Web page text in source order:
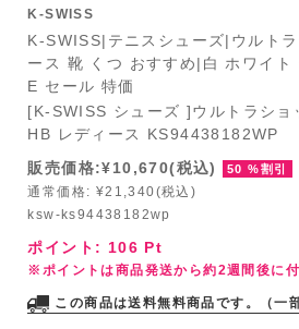
K-SWISS
K-SWISS|テニスシューズ|ウルト
ース 靴 くつ おすすめ|白 ホワイト
E セール 特価
[K-SWISS シューズ ]ウルトラシ
HB レディース KS94438182WP
販売価格:¥10,670(税込)
50 %割引
通常価格: ¥21,340(税込)
ksw-ks94438182wp
ポイント: 106 Pt
※ポイントは商品発送から約2週間後に付
この商品は送料無料商品です。（一